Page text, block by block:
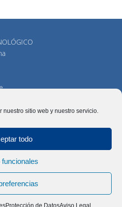
nuestro sitio web y nuestro servicio.
todo
funcionales
Protección de DatosAviso Legal
S.L. Todos los derechos
Política y cookies